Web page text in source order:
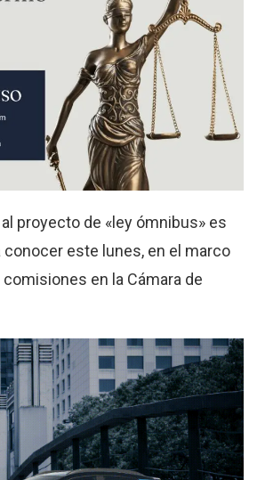
proyecto de «ley ómnibus» es
conocer este lunes, en el marco
en la Cámara de